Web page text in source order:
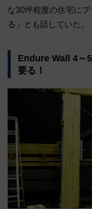
な30坪程度の住宅に
る」とも話していた。
Endure Wall 4～
要る！